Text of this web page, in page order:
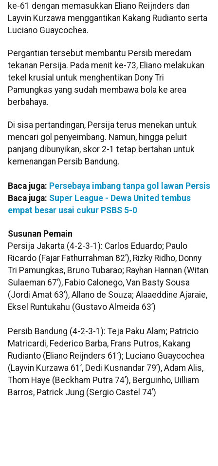
ke-61 dengan memasukkan Eliano Reijnders dan
Layvin Kurzawa menggantikan Kakang Rudianto serta
Luciano Guaycochea.
Pergantian tersebut membantu Persib meredam
tekanan Persija. Pada menit ke-73, Eliano melakukan
tekel krusial untuk menghentikan Dony Tri
Pamungkas yang sudah membawa bola ke area
berbahaya.
Di sisa pertandingan, Persija terus menekan untuk
mencari gol penyeimbang. Namun, hingga peluit
panjang dibunyikan, skor 2-1 tetap bertahan untuk
kemenangan Persib Bandung.
Baca juga: Persebaya imbang tanpa gol lawan Persis
Baca juga: Super League - Dewa United tembus
empat besar usai cukur PSBS 5-0
Susunan Pemain
Persija Jakarta (4-2-3-1): Carlos Eduardo; Paulo
Ricardo (Fajar Fathurrahman 82’), Rizky Ridho, Donny
Tri Pamungkas, Bruno Tubarao; Rayhan Hannan (Witan
Sulaeman 67’), Fabio Calonego, Van Basty Sousa
(Jordi Amat 63’), Allano de Souza; Alaaeddine Ajaraie,
Eksel Runtukahu (Gustavo Almeida 63’)
Persib Bandung (4-2-3-1): Teja Paku Alam; Patricio
Matricardi, Federico Barba, Frans Putros, Kakang
Rudianto (Eliano Reijnders 61’); Luciano Guaycochea
(Layvin Kurzawa 61’, Dedi Kusnandar 79’), Adam Alis,
Thom Haye (Beckham Putra 74’), Berguinho, Uilliam
Barros, Patrick Jung (Sergio Castel 74’)